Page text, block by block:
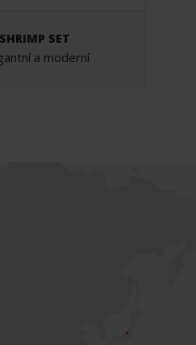
SHRIMP SET
a moderní